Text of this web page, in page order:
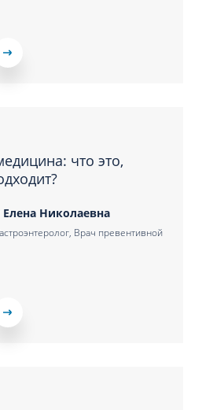
что это,
Николаевна
Врач превентивной